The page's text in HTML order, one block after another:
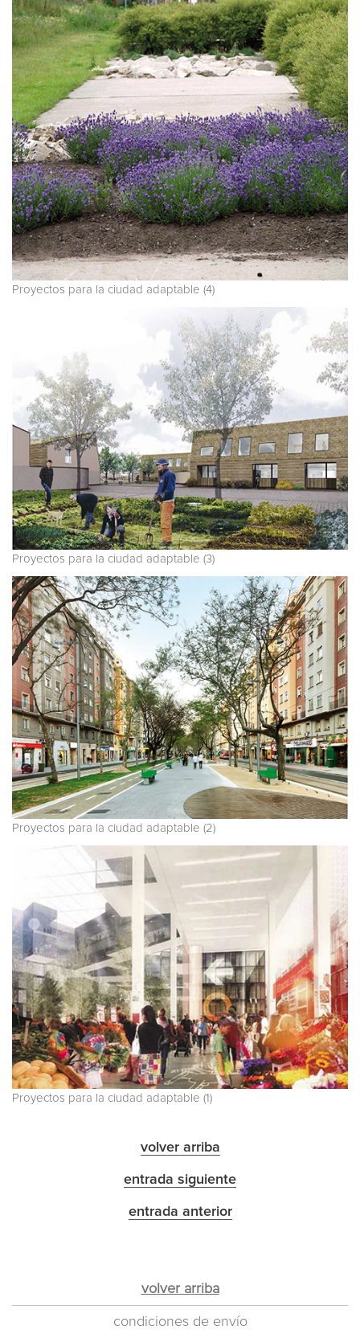
Proyectos para la ciudad adaptable (4)
Proyectos para la ciudad adaptable (3)
Proyectos para la ciudad adaptable (2)
Proyectos para la ciudad adaptable (1)
volver arriba
entrada siguiente
entrada anterior
volver arriba
condiciones de envío